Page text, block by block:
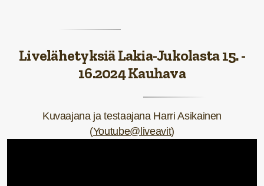
Livelähetyksiä Lakia-Jukolasta 15. -
16.2024 Kauhava
Kuvaajana ja testaajana Harri Asikainen
(Youtube@liveavit)